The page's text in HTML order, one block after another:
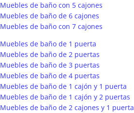
Muebles de baño con 5 cajones
Muebles de baño de 6 cajones
Muebles de baño con 7 cajones
Muebles de baño de 1 puerta
Muebles de baño de 2 puertas
Muebles de baño de 3 puertas
Muebles de baño de 4 puertas
Muebles de baño de 1 cajón y 1 puerta
Muebles de baño de 1 cajón y 2 puertas
Muebles de baño de 2 cajones y 1 puerta